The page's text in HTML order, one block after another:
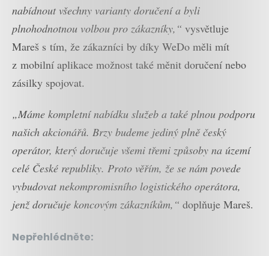
nabídnout všechny varianty doručení a byli
plnohodnotnou volbou pro zákazníky,“ vysvětluje
Mareš s tím, že zákazníci by díky WeDo měli mít
z mobilní aplikace možnost také měnit doručení nebo
zásilky spojovat.
„Máme kompletní nabídku služeb a také plnou podporu
našich akcionářů. Brzy budeme jediný plně český
operátor, který doručuje všemi třemi způsoby na území
celé České republiky. Proto věřím, že se nám povede
vybudovat nekompromisního logistického operátora,
jenž doručuje koncovým zákazníkům,“ doplňuje Mareš.
Nepřehlédněte: